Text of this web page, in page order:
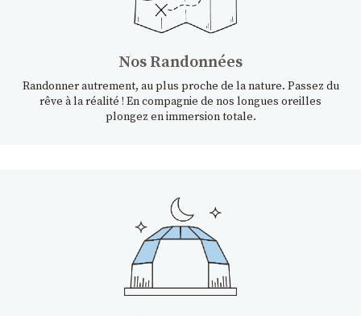
Nos Randonnées
Randonner autrement, au plus proche de la nature. Passez du
rêve à la réalité ! En compagnie de nos longues oreilles
plongez en immersion totale.